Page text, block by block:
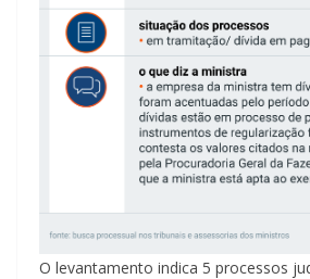
O levantamento indica 5 processos